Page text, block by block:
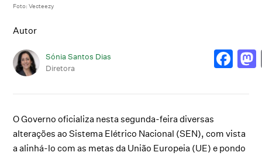
Foto: Vecteezy
Autor
Sónia Santos Dias
Diretora
O Governo oficializa nesta segunda-feira diversas
alterações ao Sistema Elétrico Nacional (SEN), com vista
a alinhá-lo com as metas da União Europeia (UE) e pondo